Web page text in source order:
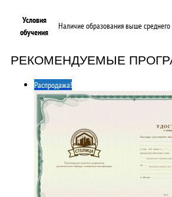
Условия
обучения
Наличие образования выше среднего
РЕКОМЕНДУЕМЫЕ
Распродажа!